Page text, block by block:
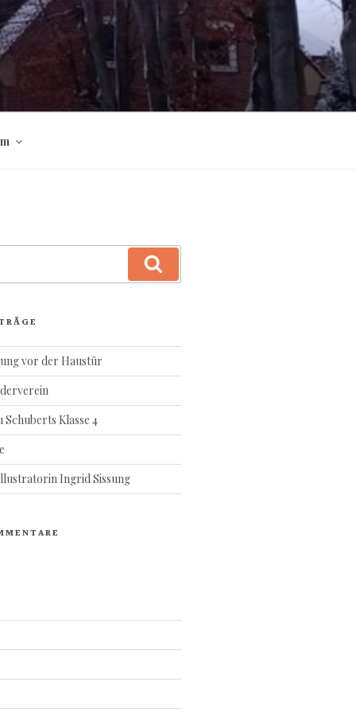
vor der Haustür
Klasse 4
Ingrid Sissung